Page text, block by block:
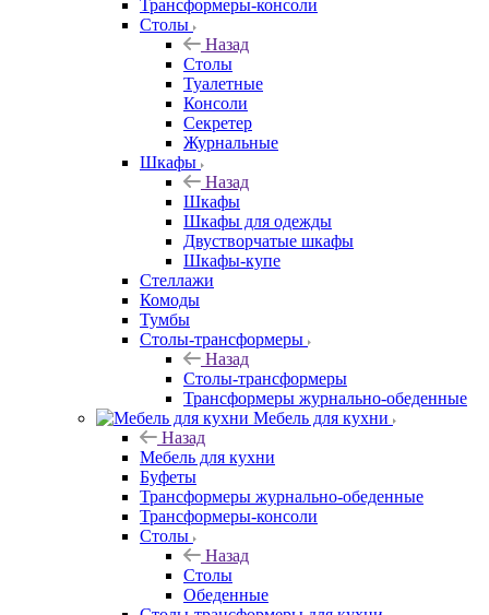
Трансформеры-консоли
Столы
Назад
Столы
Туалетные
Консоли
Секретер
Журнальные
Шкафы
Назад
Шкафы
Шкафы для одежды
Двустворчатые шкафы
Шкафы-купе
Стеллажи
Комоды
Тумбы
Столы-трансформеры
Назад
Столы-трансформеры
Трансформеры журнально-обеденные
Мебель для кухни
Назад
Мебель для кухни
Буфеты
Трансформеры журнально-обеденные
Трансформеры-консоли
Столы
Назад
Столы
Обеденные